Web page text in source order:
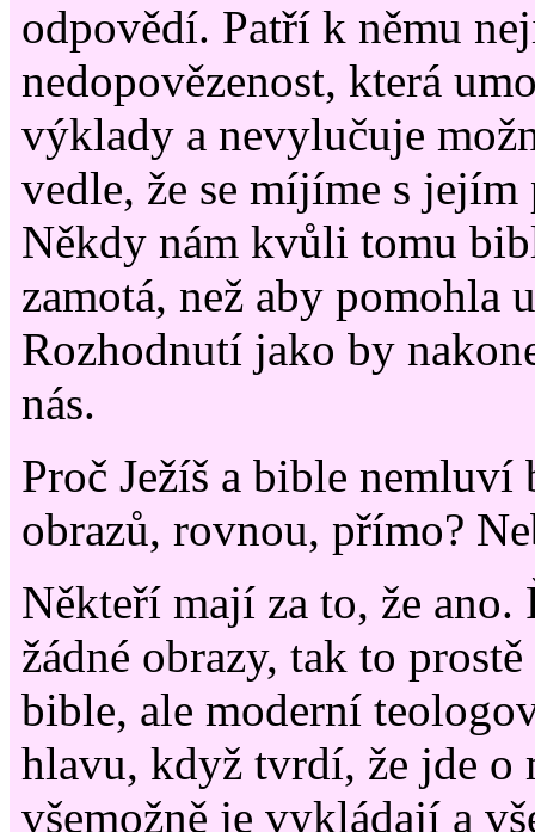
odpovědí. Patří k němu
nedopovězenost, která
výklady a nevylučuje
vedle, že se míjíme s jejím
Někdy nám kvůli tomu
zamotá, než aby pomohla
Rozhodnutí jako by
nás.
Proč Ježíš a bible nemluví
obrazů, rovnou, přímo?
Někteří mají za to, že
žádné obrazy, tak to
bible, ale moderní
hlavu, když tvrdí, že jde o
všemožně je vykládají a